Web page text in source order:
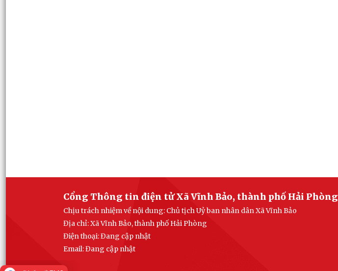
Cổng Thông tin điện tử Xã Vĩnh Bảo, thành phố Hải Phòng
Chịu trách nhiệm về nội dung: Chủ tịch Uỷ ban nhân dân Xã Vĩnh Bảo
Địa chỉ: Xã Vĩnh Bảo, thành phố Hải Phòng
Điện thoại: Đang cập nhật
Email:Đang cập nhật